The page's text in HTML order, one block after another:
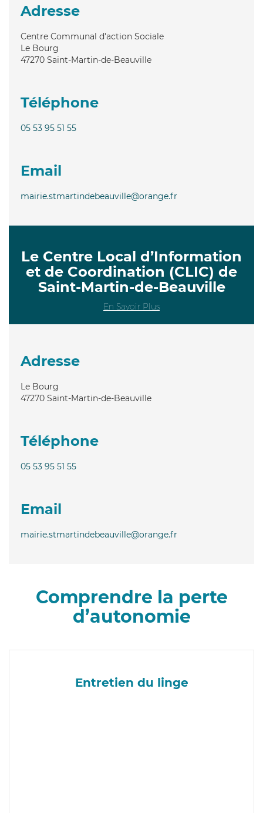
Adresse
Centre Communal d'action Sociale
Le Bourg
47270 Saint-Martin-de-Beauville
Téléphone
05 53 95 51 55
Email
mairie.stmartindebeauville@orange.fr
Le Centre Local d’Information
et de Coordination (CLIC) de
Saint-Martin-de-Beauville
En Savoir Plus
Adresse
Le Bourg
47270 Saint-Martin-de-Beauville
Téléphone
05 53 95 51 55
Email
mairie.stmartindebeauville@orange.fr
Comprendre la perte
d’autonomie
Entretien du linge